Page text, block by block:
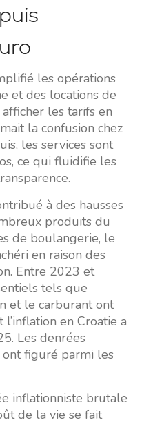
les opérations
et des locations de
les tarifs en
la confusion chez
les services sont
ce qui fluidifie les
à des hausses
produits du
de boulangerie, le
en raison des
Entre 2023 et
tels que
et le carburant ont
en Croatie a
Les denrées
figuré parmi les
inflationniste brutale
de la vie se fait